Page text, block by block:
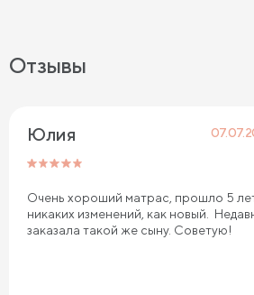
Отзывы
Юлия
Очень хороший матрас, прошло 5
никаких изменений, как новый.
заказала такой же сыну. Советую!